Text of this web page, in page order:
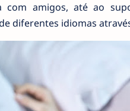
com amigos, até ao
diferentes idiomas